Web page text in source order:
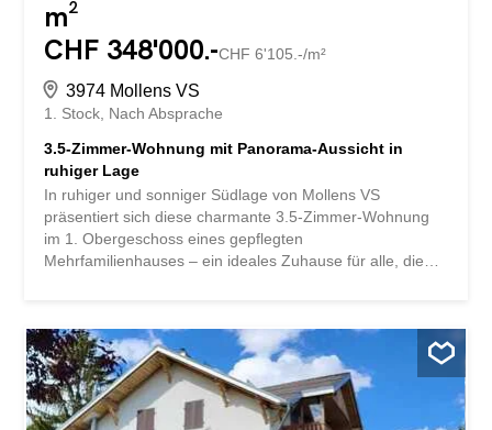
m²
CHF 348'000.-CHF 6'105.-/m²
3974 Mollens VS
1. Stock Nach Absprache
3.5-Zimmer-Wohnung mit Panorama-Aussicht in
ruhiger Lage
In ruhiger und sonniger Südlage von Mollens VS
präsentiert sich diese charmante 3.5-Zimmer-Wohnung
im 1. Obergeschoss eines gepflegten
Mehrfamilienhauses – ein ideales Zuhause für alle, die
Raumaufteilung auf 57 m2 Wohnfläche: ein heller
Wohnbereich, eine funktionale Küche, zwei Schlafzimmer
sowie ein separates WC und ein Badezimmer mit Dusche
bieten angenehmen Wohnkomfort. Ergänzt wird das
Raumangebot durch eine attraktive Galerie (14 m2),